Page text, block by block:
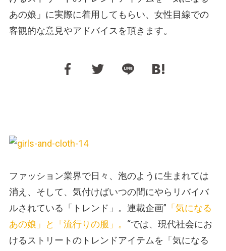
あの娘」に実際に着用してもらい、女性目線での
客観的な意見やアドバイスを頂きます。
ファッション業界で日々、泡のように生まれては
消え、そして、気付けばいつの間にやらリバイバ
ルされている「トレンド」。連載企画” 「気になる
あの娘」と「流行りの服」。 “では、現代社会にお
けるストリートのトレンドアイテムを「気になる